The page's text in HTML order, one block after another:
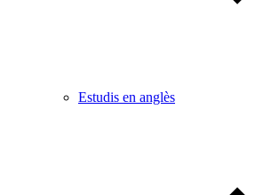
Estudis en anglès